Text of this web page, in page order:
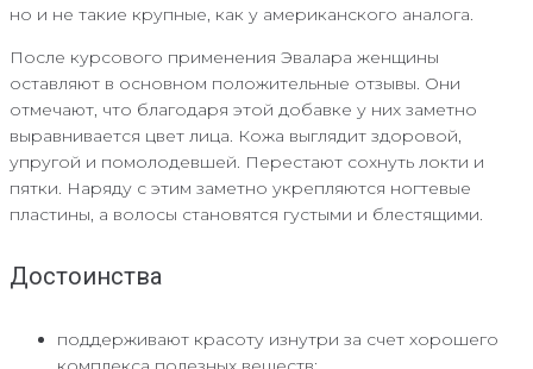
но и не такие крупные, как у американского аналога.
После курсового применения Эвалара женщины
оставляют в основном положительные отзывы. Они
отмечают, что благодаря этой добавке у них заметно
выравнивается цвет лица. Кожа выглядит здоровой,
упругой и помолодевшей. Перестают сохнуть локти и
пятки. Наряду с этим заметно укрепляются ногтевые
пластины, а волосы становятся густыми и блестящими.
Достоинства
поддерживают красоту изнутри за счет хорошего